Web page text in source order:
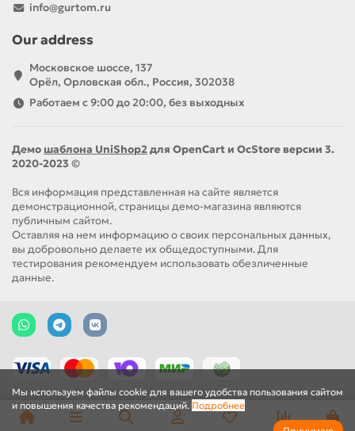
Мы используем файлы cookie для вашего удобства пользования сайтом
и повышения качества рекомендаций. Подробнее
info@gurtom.ru
Our address
Московское шоссе, 137
Орёл, Орловская обл., Россия, 302038
Работаем с 9:00 до 20:00, без выходных
Демо шаблона UniShop2для OpenCart и OcStore версии 3.
2020-2023 ©
Вся информация представленная на сайте является
демонстрационной, страницы демо-магазина являются
публичным сайтом.
Оставляя на нем информацию о своих персональных данных,
вы добровольно делаете их общедоступными. Для
тестирования рекомендуем использовать обезличенные
данные.